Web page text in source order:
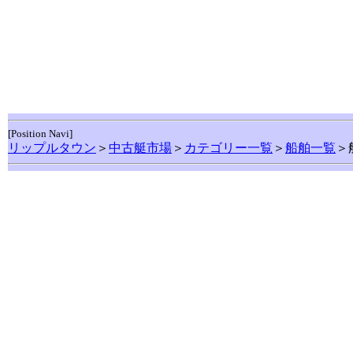
[Position Navi]
リップルタウン ＞ 中古艇市場 ＞ カテゴリー一覧 ＞ 船舶一覧 ＞